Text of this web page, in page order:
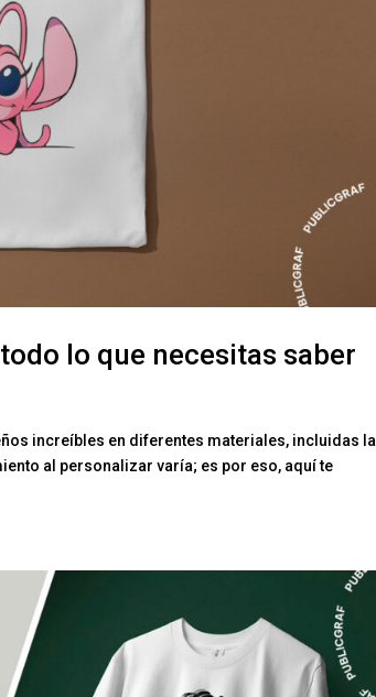
lo que necesitas saber
increíbles en diferentes materiales, incluidas
al personalizar varía; es por eso, aquí te